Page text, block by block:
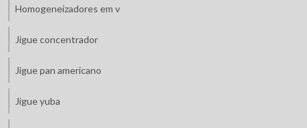
Homogeneizadores em v
Jigue concentrador
Jigue pan americano
Jigue yuba